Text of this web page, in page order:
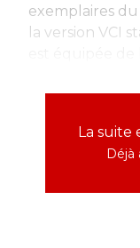
exemplaires
la version VCI
La suite